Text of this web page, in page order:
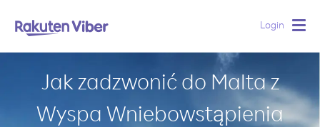
Login
Jak zadzwonić do Malta z
Wyspa Wniebowstąpienia